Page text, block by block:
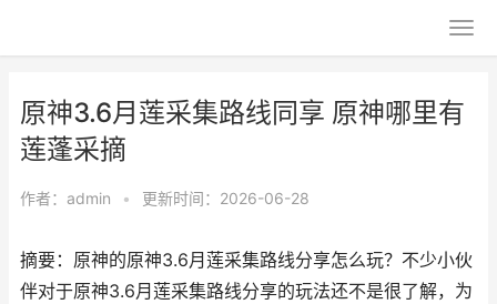
原神3.6月莲采集路线同享 原神哪里有
莲蓬采摘
作者： admin • 更新时间：2026-06-28
摘要：原神的原神3.6月莲采集路线分享怎么玩？不少小伙
伴对于原神3.6月莲采集路线分享的玩法还不是很了解，为